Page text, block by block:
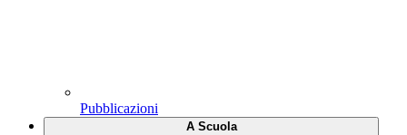
Pubblicazioni
A Scuola